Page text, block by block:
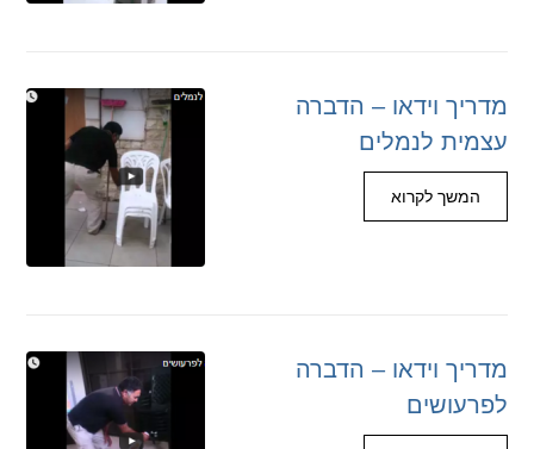
מדריך וידאו – הדברה
עצמית לנמלים
המשך לקרוא
מדריך וידאו – הדברה
לפרעושים